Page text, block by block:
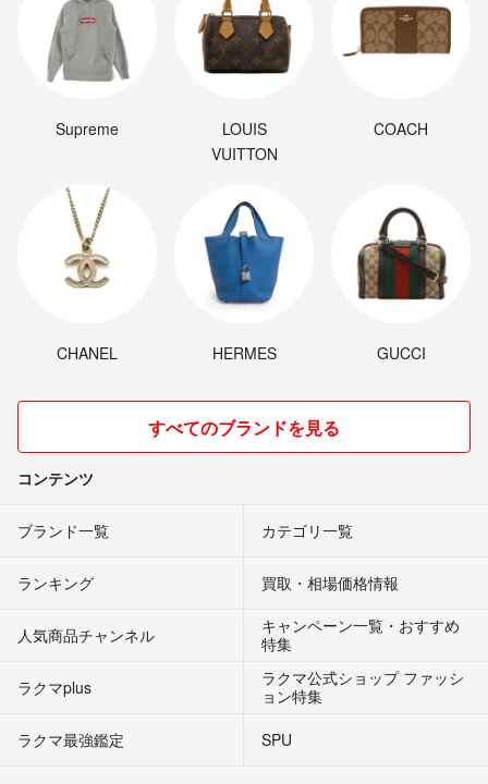
Supreme
LOUIS
VUITTON
COACH
CHANEL HERMES GUCCI
すべてのブランドを見る
コンテンツ
ブランド一覧 カテゴリ一覧
ランキング 買取・相場価格情報
人気商品チャンネル
キャンペーン一覧・おすすめ
特集
ラクマplus
ラクマ公式ショップ ファッシ
ョン特集
ラクマ最強鑑定
SPU